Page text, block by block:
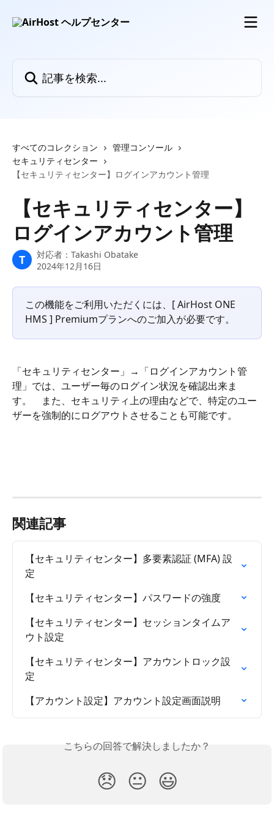
すべてのコレクション
管理コンソール
セキュリティセンター
【セキュリティセンター】ログインアカウント管理
【セキュリティセンター】
ログインアカウント管理
T 対応者： Takashi Obatake
2024年12月16日
この機能をご利用いただくには、[ AirHost ONE
HMS ] Premiumプランへのご加入が必要です。
「セキュリティセンター」→「ログインアカウント管
理」では、ユーザー毎のログイン状況を確認出来ま
す。　また、セキュリティ上の理由などで、特定のユー
ザーを強制的にログアウトさせることも可能です。
関連記事
【セキュリティセンター】多要素認証 (MFA) 設
定
【セキュリティセンター】パスワードの強度
【セキュリティセンター】セッションタイムア
ウト設定
【セキュリティセンター】アカウントロック設
定
【アカウント設定】アカウント設定画面説明
こちらの回答で解決しましたか？
😞 😐 😃